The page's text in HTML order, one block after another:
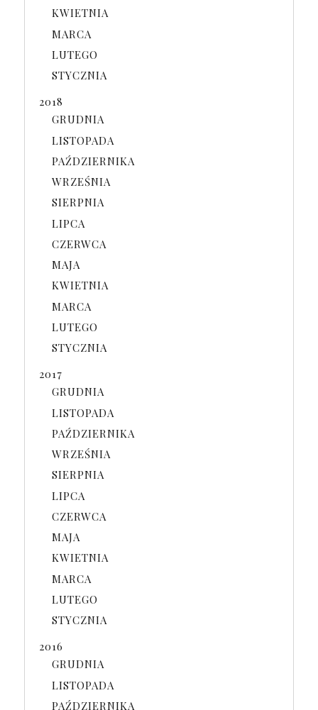
KWIETNIA
MARCA
LUTEGO
STYCZNIA
2018
GRUDNIA
LISTOPADA
PAŹDZIERNIKA
WRZEŚNIA
SIERPNIA
LIPCA
CZERWCA
MAJA
KWIETNIA
MARCA
LUTEGO
STYCZNIA
2017
GRUDNIA
LISTOPADA
PAŹDZIERNIKA
WRZEŚNIA
SIERPNIA
LIPCA
CZERWCA
MAJA
KWIETNIA
MARCA
LUTEGO
STYCZNIA
2016
GRUDNIA
LISTOPADA
PAŹDZIERNIKA